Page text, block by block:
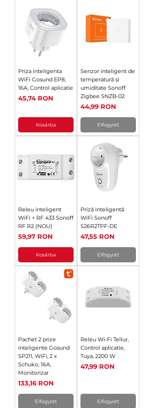
Priza inteligenta
WiFi Gosund EP8,
16A, Control aplicatie
Ár
45,74 RON
Kosárba
Senzor inteligent de
temperatură și
umiditate Sonoff
Zigbee SNZB-02
Ár
44,99 RON
Elfogyott
Releu inteligent
WiFi + RF 433 Sonoff
RF R2 (NOU)
Ár
59,97 RON
Kosárba
Priză inteligentă
WiFi Sonoff
S26R2TPF-DE
Ár
47,55 RON
Elfogyott
Pachet 2 prize
inteligente Gosund
SP211, WiFi, 2 x
Schuko, 16A,
Monitorizar
Ár
133,16 RON
Elfogyott
Releu Wi-Fi Tellur,
Control aplicatie,
Tuya, 2200 W
Ár
47,99 RON
Elfogyott